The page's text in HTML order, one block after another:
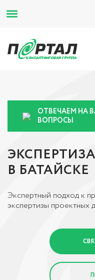
ОТВЕЧАЕМ НА
ВОПРОСЫ
В БАТАЙСКЕ
Экспертный подход к
экспертизы проектных